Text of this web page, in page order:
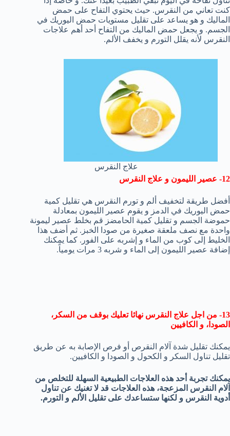
كنت تعاني من النقرس. حيث يحتوي التفاح على حمض
الماليك و هو يساعد على تقليل مستويات حمض اليوريك في
الجسم. و يجعل حمض الماليك من التفاح أحد أهم علاجات
النقرس لأنه يقلل التورم و يخفف الألم.
علاج النقرس
12- عصير الليمون و علاج النقرس
أفضل طريقة لتخفيف ألم و تورم النقرس هي تقليل كمية
حمض اليوريك في الدمز و يقوم عصير الليمون بمعادلة
حموضة الجسم و تقليل كمية الحامضز قم بخلط عصير ليمونة
واحدة مع نصف ملعقة صغيرة من صودا الخبز. ثم أضف هذا
الخليط إلى كوب من الماء و إشربه على الفور. كما يمكنك
إضافة عصير الليمون إلى الماء و شربه 3 مرات يومياً.
13- من اجل علاج النقرس نهائا تعليك بوقف من السكر،
الصودا، و الكافيين
يمكنك تقليل شدة آلام النقرص أو فرص الإصابة به عن طريق
تقليل تناول السكر و الكحول و الصودا و الكافيين.
يمكنك تجربة أحد هذه العلاجات الطبيعية السهلة للتخلص من
آلام النقرس المزعجة، هذه العلاجات قد لا تغنيك عن تناول
أدوية النقرس و لكنها ستساعدك على تقليل الألم و التورم.